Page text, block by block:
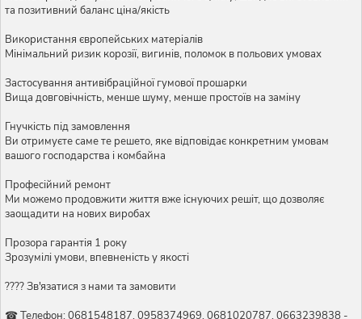
та позитивний баланс ціна/якість
Використання європейських матеріалів
Мінімальний ризик корозії, вигинів, поломок в польових умовах
Застосування антивібраційної гумової прошарки
Вища довговічність, менше шуму, менше простоїв на заміну
Гнучкість під замовлення
Ви отримуєте саме те решето, яке відповідає конкретним умовам
вашого господарства і комбайна
Професійний ремонт
Ми можемо продовжити життя вже існуючих решіт, що дозволяє
заощадити на нових виробах
Прозора гарантія 1 року
Зрозумілі умови, впевненість у якості
???? Зв'язатися з нами та замовити
☎ Телефон: 0681548187, 0958374969, 0681020787, 0663239838 -